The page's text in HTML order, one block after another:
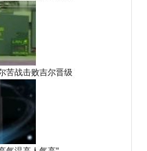
苦战击败吉尔晋级